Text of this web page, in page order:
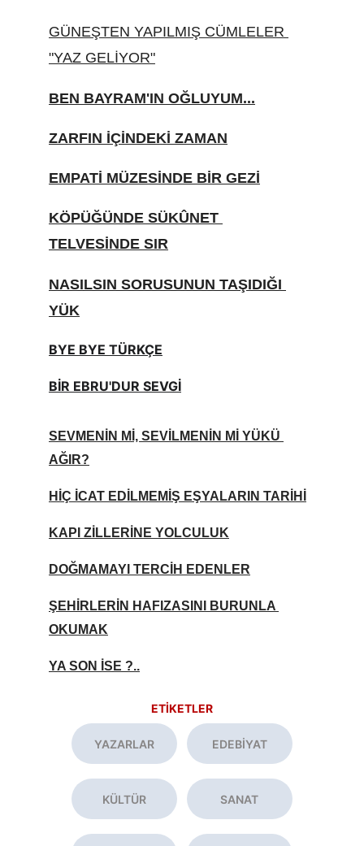
GÜNEŞTEN YAPILMIŞ CÜMLELER
"YAZ GELİYOR"
BEN BAYRAM'IN OĞLUYUM...
ZARFIN İÇİNDEKİ ZAMAN
EMPATİ MÜZESİNDE BİR GEZİ
KÖPÜĞÜNDE SÜKÛNET
TELVESİNDE SIR
NASILSIN SORUSUNUN TAŞIDIĞI
YÜK
BYE BYE TÜRKÇE
BİR EBRU'DUR SEVGİ
SEVMENİN Mİ, SEVİLMENİN Mİ YÜKÜ
AĞIR?
HİÇ İCAT EDİLMEMİŞ EŞYALARIN TARİHİ
KAPI ZİLLERİNE YOLCULUK
DOĞMAMAYI TERCİH EDENLER
ŞEHİRLERİN HAFIZASINI BURUNLA
OKUMAK
YA SON İSE ?..
ETİKETLER
YAZARLAR EDEBİYAT
KÜLTÜR SANAT